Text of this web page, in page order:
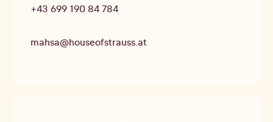
+43 699 190 84 784
mahsa@houseofstrauss.at